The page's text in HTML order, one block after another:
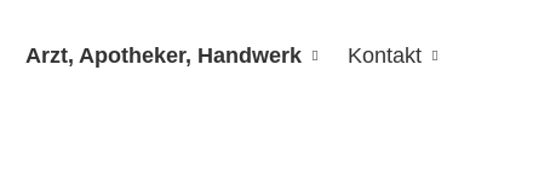
Arzt, Apotheker, Handwerk Kontakt